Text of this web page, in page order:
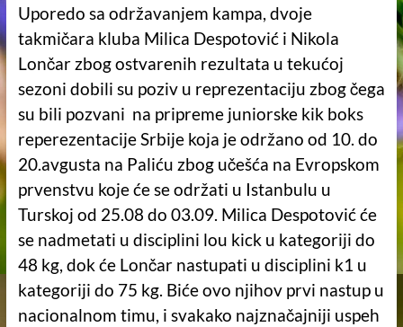
Uporedo sa održavanjem kampa, dvoje
takmičara kluba Milica Despotović i Nikola
Lončar zbog ostvarenih rezultata u tekućoj
sezoni dobili su poziv u reprezentaciju zbog čega
su bili pozvani na pripreme juniorske kik boks
reperezentacije Srbije koja je održano od 10. do
20.avgusta na Paliću zbog učešća na Evropskom
prvenstvu koje će se održati u Istanbulu u
Turskoj od 25.08 do 03.09. Milica Despotović će
se nadmetati u disciplini lou kick u kategoriji do
48 kg, dok će Lončar nastupati u disciplini k1 u
kategoriji do 75 kg. Biće ovo njihov prvi nastup u
nacionalnom timu, i svakako najznačajniji uspeh